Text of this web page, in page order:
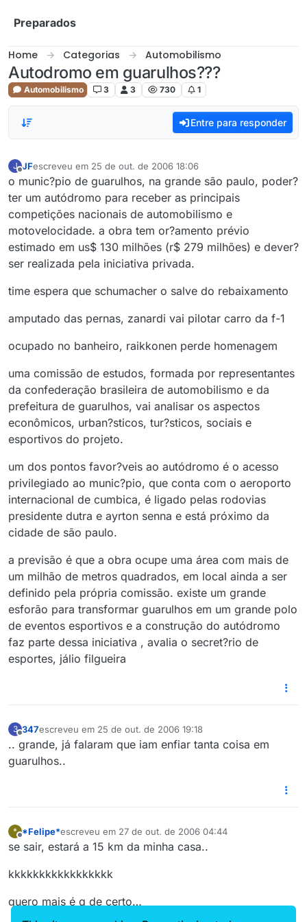
Preparados
Home Categorias Automobilismo
Autodromo em guarulhos???
Automobilismo 3 3 730 1
Entre para responder
J
Offline
JFescreveu em 25 de out. de 2006 18:06
última edição por
o munic?pio de guarulhos, na grande são paulo, poder?
ter um autódromo para receber as principais
competições nacionais de automobilismo e
motovelocidade. a obra tem or?amento prévio
estimado em us$ 130 milhões (r$ 279 milhões) e dever?
ser realizada pela iniciativa privada.
time espera que schumacher o salve do rebaixamento
amputado das pernas, zanardi vai pilotar carro da f-1
ocupado no banheiro, raikkonen perde homenagem
uma comissão de estudos, formada por representantes
da confederação brasileira de automobilismo e da
prefeitura de guarulhos, vai analisar os aspectos
econômicos, urban?sticos, tur?sticos, sociais e
esportivos do projeto.
um dos pontos favor?veis ao autódromo é o acesso
privilegiado ao munic?pio, que conta com o aeroporto
internacional de cumbica, é ligado pelas rodovias
presidente dutra e ayrton senna e está próximo da
cidade de são paulo.
a previsão é que a obra ocupe uma área com mais de
um milhão de metros quadrados, em local ainda a ser
definido pela própria comissão. existe um grande
esforão para transformar guarulhos em um grande polo
de eventos esportivos e a construção do autódromo
faz parte dessa iniciativa , avalia o secret?rio de
esportes, jálio filgueira
3
Offline
347escreveu em 25 de out. de 2006 19:18
última edição por
.. grande, já falaram que iam enfiar tanta coisa em
guarulhos..
*
Offline
*Felipe*escreveu em 27 de out. de 2006 04:44
última edição por
se sair, estará a 15 km da minha casa..
kkkkkkkkkkkkkkkkk
quero mais é q de certo…